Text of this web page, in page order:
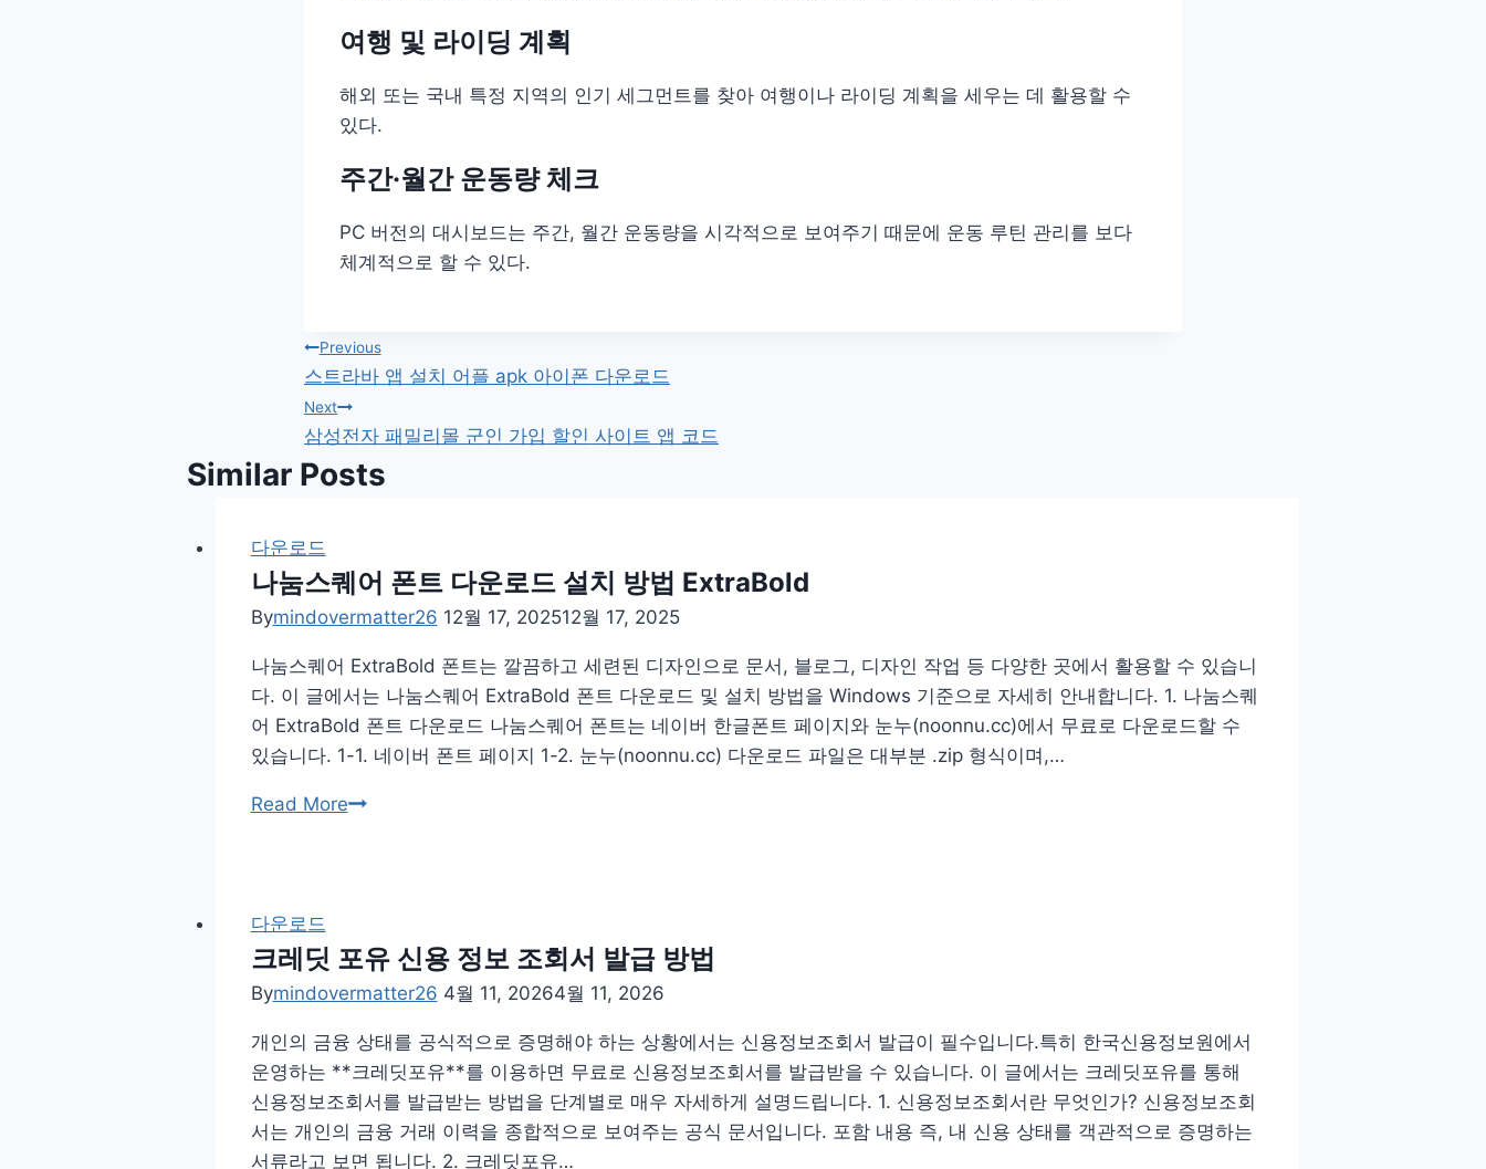
여행 및 라이딩 계획
해외 또는 국내 특정 지역의 인기 세그먼트를 찾아 여행이나 라이딩 계획을 세우는 데 활용할 수
있다.
주간·월간 운동량 체크
PC 버전의 대시보드는 주간, 월간 운동량을 시각적으로 보여주기 때문에 운동 루틴 관리를 보다
체계적으로 할 수 있다.
글
탐
색
Previous
스트라바 앱 설치 어플 apk 아이폰 다운로드
Next
삼성전자 패밀리몰 군인 가입 할인 사이트 앱 코드
Similar Posts
다운로드
나눔스퀘어 폰트 다운로드 설치 방법 ExtraBold
Bymindovermatter26 12월 17, 202512월 17, 2025
나눔스퀘어 ExtraBold 폰트는 깔끔하고 세련된 디자인으로 문서, 블로그, 디자인 작업 등 다양한 곳에서 활용할 수 있습니
다. 이 글에서는 나눔스퀘어 ExtraBold 폰트 다운로드 및 설치 방법을 Windows 기준으로 자세히 안내합니다. 1. 나눔스퀘
어 ExtraBold 폰트 다운로드 나눔스퀘어 폰트는 네이버 한글폰트 페이지와 눈누(noonnu.cc)에서 무료로 다운로드할 수
있습니다. 1-1. 네이버 폰트 페이지 1-2. 눈누(noonnu.cc) 다운로드 파일은 대부분 .zip 형식이며,…
Read More나
폰
운
로
드
설
치
다운로드
크레딧 포유 신용 정보 조회서 발급 방법
Bymindovermatter26 4월 11, 20264월 11, 2026
개인의 금융 상태를 공식적으로 증명해야 하는 상황에서는 신용정보조회서 발급이 필수입니다.특히 한국신용정보원에서
운영하는 **크레딧포유**를 이용하면 무료로 신용정보조회서를 발급받을 수 있습니다. 이 글에서는 크레딧포유를 통해
신용정보조회서를 발급받는 방법을 단계별로 매우 자세하게 설명드립니다. 1. 신용정보조회서란 무엇인가? 신용정보조회
서는 개인의 금융 거래 이력을 종합적으로 보여주는 공식 문서입니다. 포함 내용 즉, 내 신용 상태를 객관적으로 증명하는
서류라고 보면 됩니다. 2. 크레딧포유…